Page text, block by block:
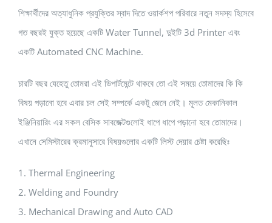
শিক্ষার্থীদের অত্যাধুনিক প্রযুক্তির স্বাদ দিতে ওয়ার্কশপ পরিবারে নতুন সদস্য হিসেবে
গত বছরই যুক্ত হয়েছে একটি Water Tunnel, দুইটি 3d Printer এবং
একটি Automated CNC Machine.
চারটি বছর যেহেতু তোমরা এই ডিপার্টমেন্টে থাকবে তো এই সময়ে তোমাদের কি কি
বিষয় পড়ানো হবে এবার চল সেই সম্পর্কে একটু জেনে নেই। মূলত মেকানিকাল
ইঞ্জিনিয়ারিং এর সকল বেসিক সাবজেক্টগুলোই ধাপে ধাপে পড়ানো হবে তোমাদের।
এখানে সেমিস্টারের ক্রমানুসারে বিষয়গুলোর একটি লিস্ট দেয়ার চেষ্টা করেছিঃ
1. Thermal Engineering
2. Welding and Foundry
3. Mechanical Drawing and Auto CAD